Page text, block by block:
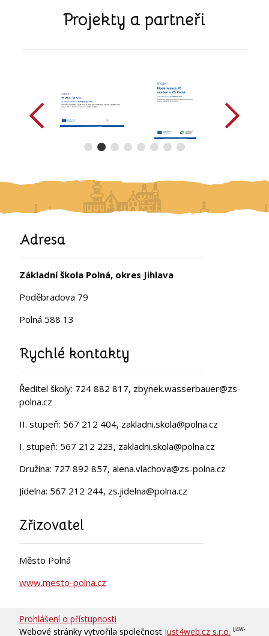
Projekty a partneři
Adresa
Základní škola Polná, okres Jihlava
Poděbradova 79
Polná 588 13
Rychlé kontakty
Ředitel školy: 724 882 817, zbynek.wasserbauer@zs-
polna.cz
II. stupeň: 567 212 404, zakladni.skola@polna.cz
I. stupeň: 567 212 223, zakladni.skola@polna.cz
Družina: 727 892 857, alena.vlachova@zs-polna.cz
Jídelna: 567 212 244, zs.jidelna@polna.cz
Zřizovatel
Město Polná
www.mesto-polna.cz
Prohlášení o přístupnosti
Webové stránky vytvořila společnost just4web.cz s.r.o. (J4W-